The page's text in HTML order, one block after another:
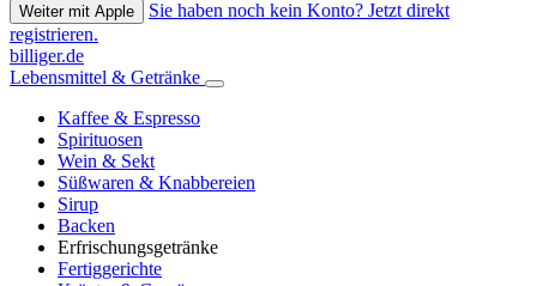
Weiter mit Apple
Sie haben noch kein Konto? Jetzt direkt
registrieren.
billiger.de
Lebensmittel & Getränke
Kaffee & Espresso
Spirituosen
Wein & Sekt
Süßwaren & Knabbereien
Sirup
Backen
Erfrischungsgetränke
Fertiggerichte